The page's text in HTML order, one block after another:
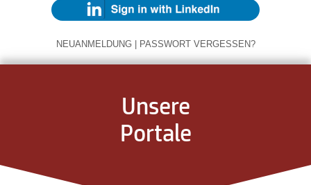
NEUANMELDUNG | PASSWORT VERGESSEN?
Unsere
Portale